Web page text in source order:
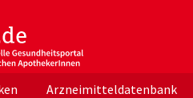
Gesundheitsportal der
Arzneimitteldatenbank